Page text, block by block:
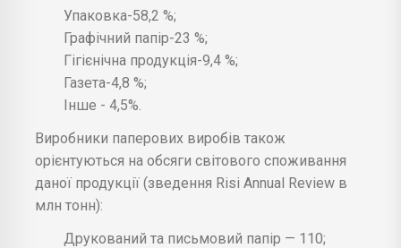
Упаковка-58,2 %;
Графічний папір-23 %;
Гігієнічна продукція-9,4 %;
Газета-4,8 %;
Інше - 4,5%.
Виробники паперових виробів також
орієнтуються на обсяги світового споживання
даної продукції (зведення Risi Annual Review в
млн тонн):
Друкований та письмовий папір — 110;